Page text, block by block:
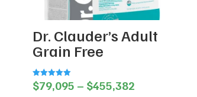
Dr. Clauder’s Adult
Grain Free
Valorado en
5.00
$79,095 – $455,382